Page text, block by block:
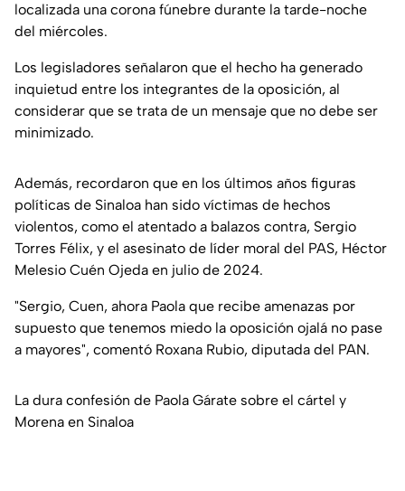
localizada una corona fúnebre durante la tarde-noche
del miércoles.
Los legisladores señalaron que el hecho ha generado
inquietud entre los integrantes de la oposición, al
considerar que se trata de un mensaje que no debe ser
minimizado.
Además, recordaron que en los últimos años figuras
políticas de Sinaloa han sido víctimas de hechos
violentos, como el atentado a balazos contra, Sergio
Torres Félix, y el asesinato de líder moral del PAS, Héctor
Melesio Cuén Ojeda en julio de 2024.
"Sergio, Cuen, ahora Paola que recibe amenazas por
supuesto que tenemos miedo la oposición ojalá no pase
a mayores", comentó Roxana Rubio, diputada del PAN.
La dura confesión de Paola Gárate sobre el cártel y
Morena en Sinaloa